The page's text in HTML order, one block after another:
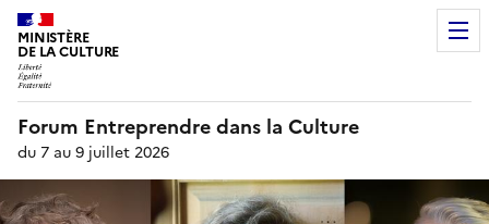
MINISTÈRE
DE LA CULTURE
Forum Entreprendre dans la Culture
du 7 au 9 juillet 2026